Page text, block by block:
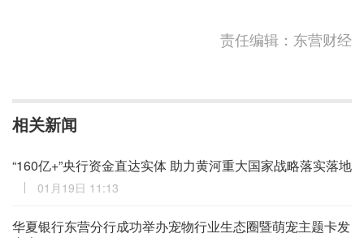
责任编辑：东营财经
相关新闻
“160亿+”央行资金直达实体 助力黄河重大国家战略落实落地
01月19日 11:13
华夏银行东营分行成功举办宠物行业生态圈暨萌宠主题卡发